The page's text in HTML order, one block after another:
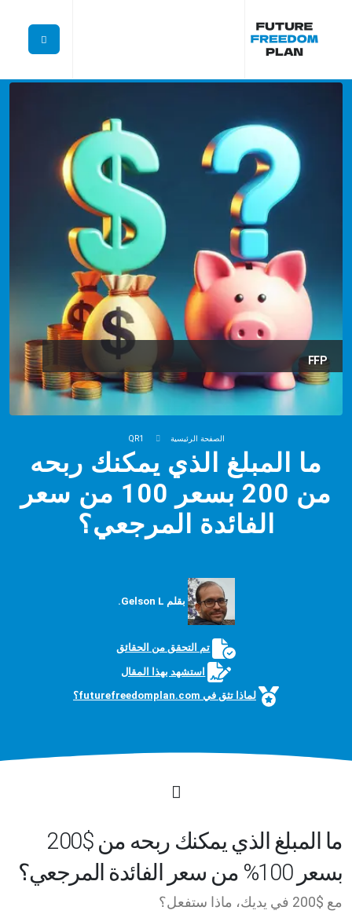
FFP
الصفحة الرئيسية QR1
ما المبلغ الذي يمكنك ربحه
من 200 بسعر 100 من سعر
الفائدة المرجعي؟
بقلم Gelson L.
تم التحقق من الحقائق
استشهد بهذا المقال
لماذا تثق في futurefreedomplan.com؟
ما المبلغ الذي يمكنك ربحه من $200
بسعر 100% من سعر الفائدة المرجعي؟
مع $200 في يديك، ماذا ستفعل؟